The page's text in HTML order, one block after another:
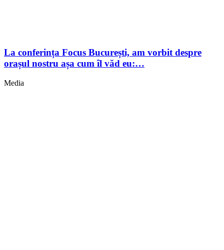
La conferința Focus București, am vorbit despre
orașul nostru așa cum îl văd eu:…
Media